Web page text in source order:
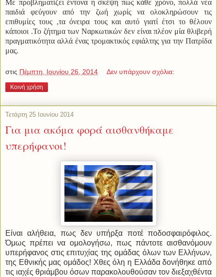
Με προβληματίζει έντονα η σκέψη πως κάθε χρόνο, πολλά νέα
παιδιά φεύγουν από την ζωή χωρίς να ολοκληρώσουν τις
επιθυμίες τους ,τα όνειρα τους και αυτό γιατί έτσι το θέλουν
κάποιοι .Το ζήτημα των Ναρκωτικών δεν είναι πλέον μία θλιβερή
πραγματικότητα αλλά ένας τρομακτικός εφιάλτης για την Πατρίδα
μας.
στις Πέμπτη, Ιουνίου 26, 2014 Δεν υπάρχουν σχόλια:
Κοινή χρήση
Τετάρτη 25 Ιουνίου 2014
Για μια ακόμα φορά αισθανθήκαμε
υπερήφανοι!
Είναι αλήθεια, πως δεν υπήρξα ποτέ ποδοσφαιρόφιλος.
Όμως πρέπει να ομολογήσω, πως πάντοτε αισθανόμουν
υπερήφανος στις επιτυχίας της ομάδας όλων των Ελλήνων,
της Εθνικής μας ομάδος! Χθες όλη η Ελλάδα δονήθηκε από
τις ιαχές θριάμβου όσων παρακολουθούσαν τον διεξαχθέντα